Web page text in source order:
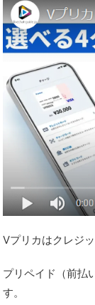
Vプリカはクレジ
プリペイド（前払
す。